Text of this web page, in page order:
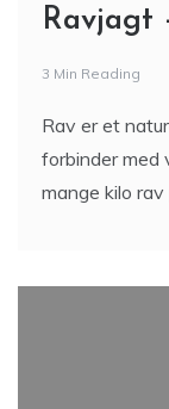
Ravjagt
3 Min Reading
Rav er et
forbinder med
mange kilo